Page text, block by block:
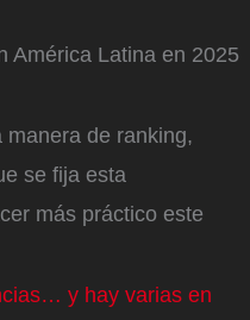
América Latina en 2025
de ranking,
se fija esta
más práctico este
y hay varias en